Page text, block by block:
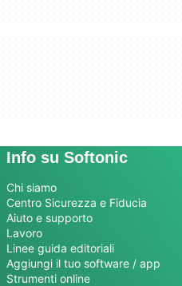
Info su Softonic
Chi siamo
Centro Sicurezza e Fiducia
Aiuto e supporto
Lavoro
Linee guida editoriali
Aggiungi il tuo software / app
Strumenti online